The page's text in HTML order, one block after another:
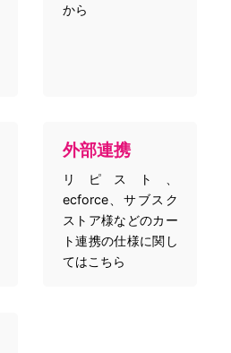
から
外部連携
リピスト、
ecforce、サブスク
ストア様などのカー
ト連携の仕様に関し
てはこちら